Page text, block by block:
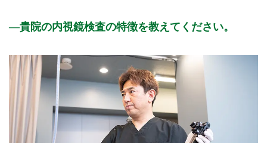
貴院の内視鏡検査の特徴を教えてください。